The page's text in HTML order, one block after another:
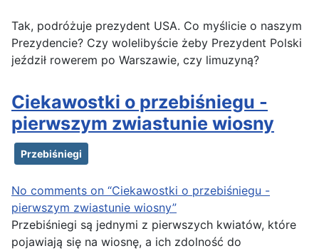
Tak, podróżuje prezydent USA. Co myślicie o naszym
Prezydencie? Czy wolelibyście żeby Prezydent Polski
jeździł rowerem po Warszawie, czy limuzyną?
Ciekawostki o przebiśniegu -
pierwszym zwiastunie wiosny
Przebiśniegi
No comments on “Ciekawostki o przebiśniegu -
pierwszym zwiastunie wiosny”
Przebiśniegi są jednymi z pierwszych kwiatów, które
pojawiają się na wiosnę, a ich zdolność do